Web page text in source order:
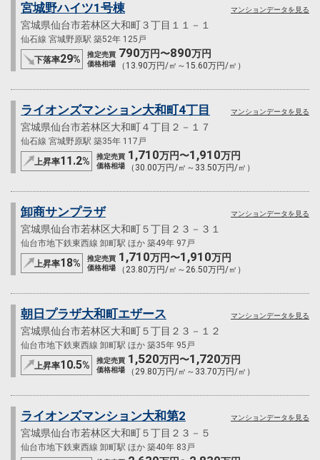
宮城野ハイツ1号棟
宮城県仙台市若林区大和町３丁目１１－１
仙石線 宮城野原駅 築52年 125戸
下落率29%
推定売買
価格相場
790万円〜890万円
（13.90万円/㎡～15.60万円/㎡）
マンションデータを見る
ライオンズマンション大和町4丁目
宮城県仙台市若林区大和町４丁目２－１７
仙石線 宮城野原駅 築35年 117戸
上昇率11.2%
推定売買
価格相場
1,710万円〜1,910万円
（30.00万円/㎡～33.50万円/㎡）
マンションデータを見る
卸商サンプラザ
宮城県仙台市若林区大和町５丁目２３－３１
仙台市地下鉄東西線 卸町駅 ほか 築49年 97戸
上昇率18%
推定売買
価格相場
1,710万円〜1,910万円
（23.80万円/㎡～26.50万円/㎡）
マンションデータを見る
朝日プラザ大和町エザース
宮城県仙台市若林区大和町５丁目２３－１２
仙台市地下鉄東西線 卸町駅 ほか 築35年 95戸
上昇率10.5%
推定売買
価格相場
1,520万円〜1,720万円
（29.80万円/㎡～33.70万円/㎡）
マンションデータを見る
ライオンズマンション大和第2
宮城県仙台市若林区大和町５丁目２３－５
仙台市地下鉄東西線 卸町駅 ほか 築40年 83戸
マンションデータを見る